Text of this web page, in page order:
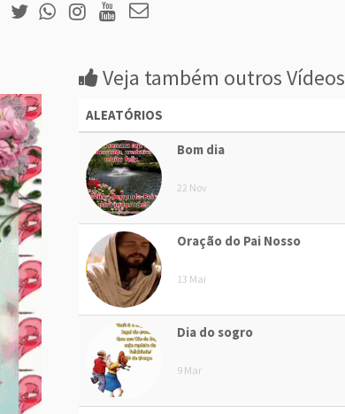
Veja também outros Vídeos
ALEATÓRIOS
Bom dia
22 Nov
Oração do Pai Nosso
13 Mai
Dia do sogro
9 Mar